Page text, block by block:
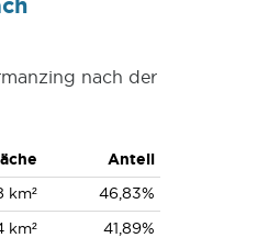
nach der
Anteil
km²
46,83%
km²
41,89%